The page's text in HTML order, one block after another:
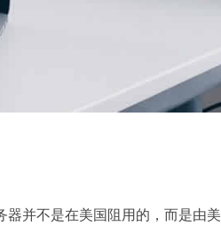
并不是在美国阻用的，而是由美